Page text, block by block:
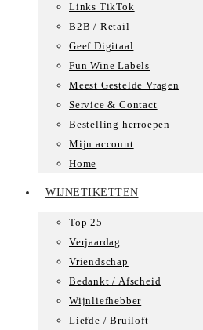
Links TikTok
B2B / Retail
Geef Digitaal
Fun Wine Labels
Meest Gestelde Vragen
Service & Contact
Bestelling herroepen
Mijn account
Home
WIJNETIKETTEN
Top 25
Verjaardag
Vriendschap
Bedankt / Afscheid
Wijnliefhebber
Liefde / Bruiloft